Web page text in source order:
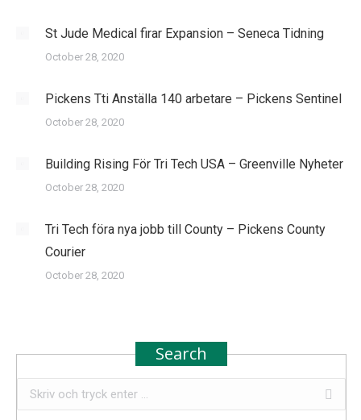
St Jude Medical firar Expansion – Seneca Tidning
October 28, 2020
Pickens Tti Anställa 140 arbetare – Pickens Sentinel
October 28, 2020
Building Rising För Tri Tech USA – Greenville Nyheter
October 28, 2020
Tri Tech föra nya jobb till County – Pickens County
Courier
October 28, 2020
Search
Search: